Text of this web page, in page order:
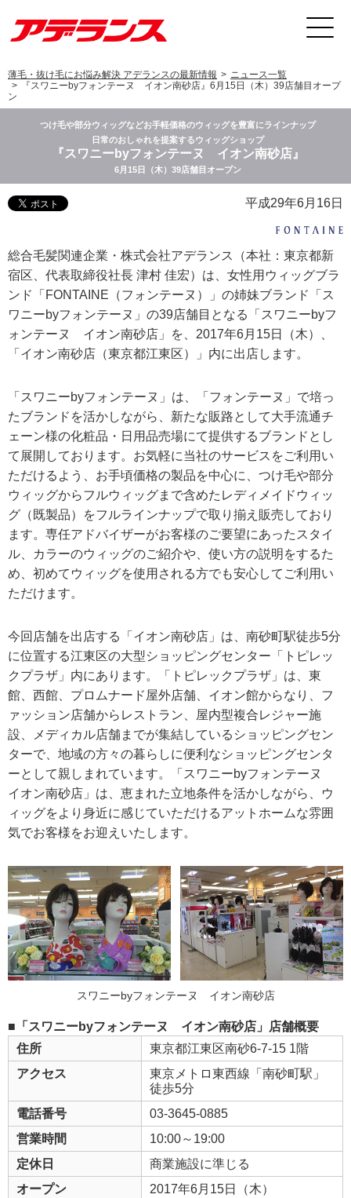
薄毛・抜け毛にお悩み解決 アデランスの最新情報
ニュース一覧
『スワニーbyフォンテーヌ イオン南砂店』6月15日（木）39店舗目オープ
ン
つけ毛や部分ウィッグなどお手軽価格のウィッグを豊富にラインナップ
日常のおしゃれを提案するウィッグショップ
『スワニーbyフォンテーヌ イオン南砂店』
6月15日（木）39店舗目オープン
平成29年6月16日
総合毛髪関連企業・株式会社アデランス（本社：東京都新
宿区、代表取締役社長 津村 佳宏）は、女性用ウィッグブラ
ンド「FONTAINE（フォンテーヌ）」の姉妹ブランド「ス
ワニーbyフォンテーヌ」の39店舗目となる「スワニーbyフ
ォンテーヌ イオン南砂店」を、2017年6月15日（木）、
「イオン南砂店（東京都江東区）」内に出店します。
「スワニーbyフォンテーヌ」は、「フォンテーヌ」で培っ
たブランドを活かしながら、新たな販路として大手流通チ
ェーン様の化粧品・日用品売場にて提供するブランドとし
て展開しております。お気軽に当社のサービスをご利用い
ただけるよう、お手頃価格の製品を中心に、つけ毛や部分
ウィッグからフルウィッグまで含めたレディメイドウィッ
グ（既製品）をフルラインナップで取り揃え販売しており
ます。専任アドバイザーがお客様のご要望にあったスタイ
ル、カラーのウィッグのご紹介や、使い方の説明をするた
め、初めてウィッグを使用される方でも安心してご利用い
ただけます。
今回店舗を出店する「イオン南砂店」は、南砂町駅徒歩5分
に位置する江東区の大型ショッピングセンター「トピレッ
クプラザ」内にあります。「トピレックプラザ」は、東
館、西館、プロムナード屋外店舗、イオン館からなり、フ
ァッション店舗からレストラン、屋内型複合レジャー施
設、メディカル店舗までが集結しているショッピングセン
ターで、地域の方々の暮らしに便利なショッピングセンタ
ーとして親しまれています。「スワニーbyフォンテーヌ
イオン南砂店」は、恵まれた立地条件を活かしながら、ウ
ィッグをより身近に感じていただけるアットホームな雰囲
気でお客様をお迎えいたします。
スワニーbyフォンテーヌ イオン南砂店
■「スワニーbyフォンテーヌ イオン南砂店」店舗概要
住所
東京都江東区南砂6-7-15 1階
アクセス
東京メトロ東西線「南砂町駅」
徒歩5分
電話番号
03-3645-0885
営業時間
10:00～19:00
定休日
商業施設に準じる
オープン
2017年6月15日（木）